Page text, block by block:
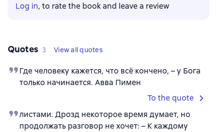
Log in, to rate the book and leave a review
Quotes 3 View all quotes
Где человеку кажется, что всё кончено, – у Бога
только начинается. Авва Пимен
To the quote
листами. Дрозд некоторое время думает, но
продолжать разговор не хочет: – К каждому